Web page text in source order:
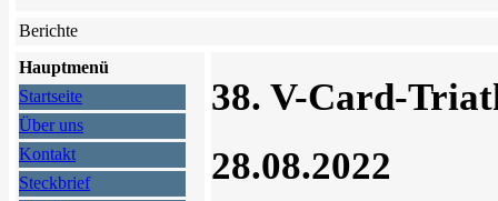
Berichte
Hauptmenü
Startseite
Über uns
Kontakt
Steckbrief
38. V-Card-
28.08.2022